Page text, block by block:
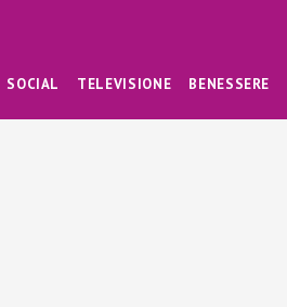
SOCIAL TELEVISIONE BENESSERE